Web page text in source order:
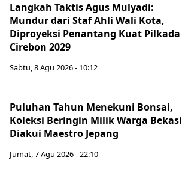
Langkah Taktis Agus Mulyadi:
Mundur dari Staf Ahli Wali Kota,
Diproyeksi Penantang Kuat Pilkada
Cirebon 2029
Sabtu, 8 Agu 2026 - 10:12
Puluhan Tahun Menekuni Bonsai,
Koleksi Beringin Milik Warga Bekasi
Diakui Maestro Jepang
Jumat, 7 Agu 2026 - 22:10